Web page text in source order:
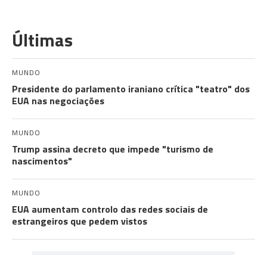
Últimas
MUNDO
Presidente do parlamento iraniano crítica "teatro" dos
EUA nas negociações
MUNDO
Trump assina decreto que impede "turismo de
nascimentos"
MUNDO
EUA aumentam controlo das redes sociais de
estrangeiros que pedem vistos